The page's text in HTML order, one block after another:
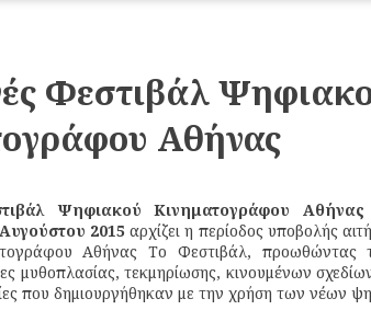
Φεστιβάλ
Αθήνας
Ψηφιακού Κινηματογράφου Αθήνας
Αυγούστου 2015 αρχίζει η περίοδος υποβολής
Αθήνας Το Φεστιβάλ, προωθώντας
μυθοπλασίας, τεκμηρίωσης, κινουμένων
που δημιουργήθηκαν με την χρήση των νέων